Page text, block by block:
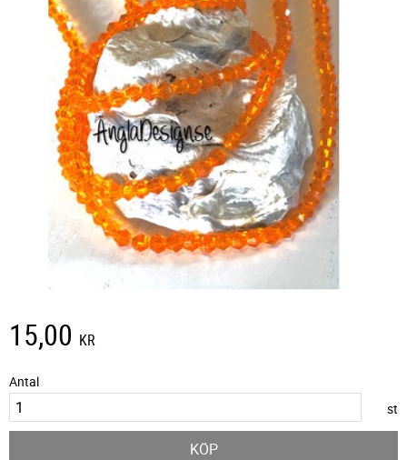
15,00 KR
Antal
st
KÖP